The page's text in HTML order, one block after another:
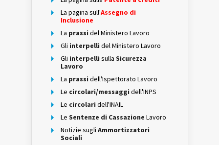
La pagina sull'Assegno di
Inclusione
La prassi del Ministero Lavoro
Gli interpelli del Ministero Lavoro
Gli interpelli sulla Sicurezza
Lavoro
La prassi dell'Ispettorato Lavoro
Le circolari/messaggi dell'INPS
Le circolari dell'INAIL
Le Sentenze di Cassazione Lavoro
Notizie sugli Ammortizzatori
Sociali